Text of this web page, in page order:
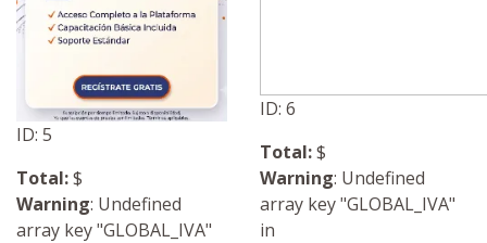
ID: 5
Total:$
Warning: Undefined
array key "GLOBAL_IVA"
ID: 6
Total:$
Warning: Undefined
array key "GLOBAL_IVA"
in